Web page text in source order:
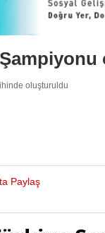
oluşturuldu
Paylaş